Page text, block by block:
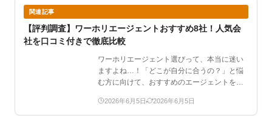
関連記事
【評判調査】ワーホリエージェントおすすめ8社！人気会
社を口コミ付きで徹底比較
ワーホリエージェント選びって、本当に迷い
ますよね…！「どこが自分に合うの？」と悩
む方に向けて、おすすめのエージェントをま
2026年6月5日 2026年6月5日